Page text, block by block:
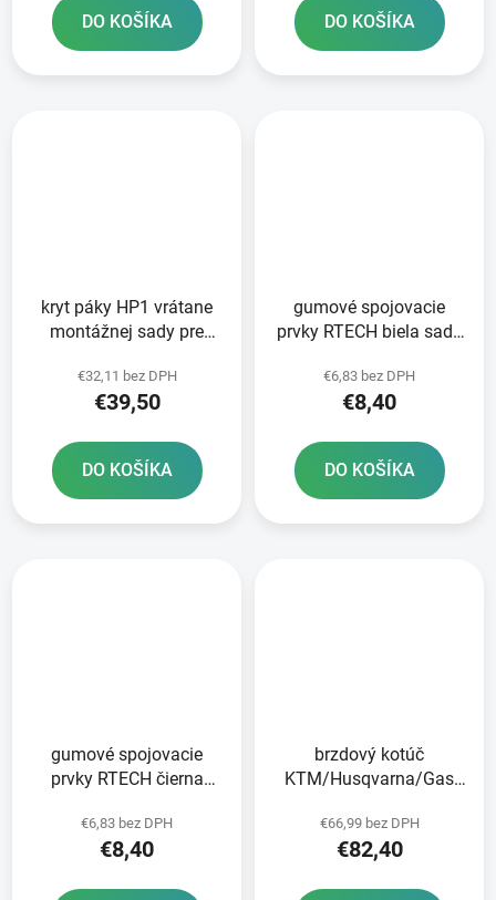
DO KOŠÍKA DO KOŠÍKA
kryt páky HP1 vrátane
montážnej sady pre
RTECH oranžový
€32,11 bez DPH
€39,50
DO KOŠÍKA
gumové spojovacie
prvky RTECH biela sada
€6,83 bez DPH
€8,40
DO KOŠÍKA
gumové spojovacie
prvky RTECH čierna
€6,83 bez DPH
€8,40
brzdový kotúč
KTM/Husqvarna/Gas
€66,99 bez DPH
€82,40